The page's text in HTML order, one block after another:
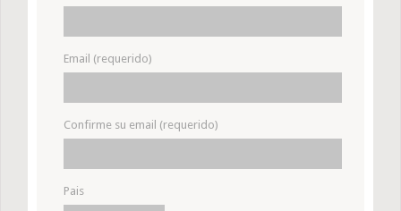
Email (requerido)
Confirme su email (requerido)
Pais